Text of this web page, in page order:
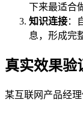
下来最适合
知识连接：
息，形成完
真实效果验
某互联网产品经理